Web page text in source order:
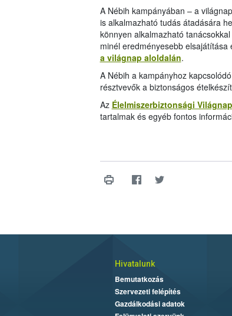
A Nébih kampányában – a
is alkalmazható tudás átadására
könnyen alkalmazható
minél eredményesebb elsajátítása
a világnap aloldalán.
A Nébih a kampányhoz
résztvevők a biztonságos
Az Élelmiszerbiztonsági
tartalmak és egyéb fontos
Hivatalunk
Bemutatkozás
Szervezeti felépítés
Gazdálkodási adatok